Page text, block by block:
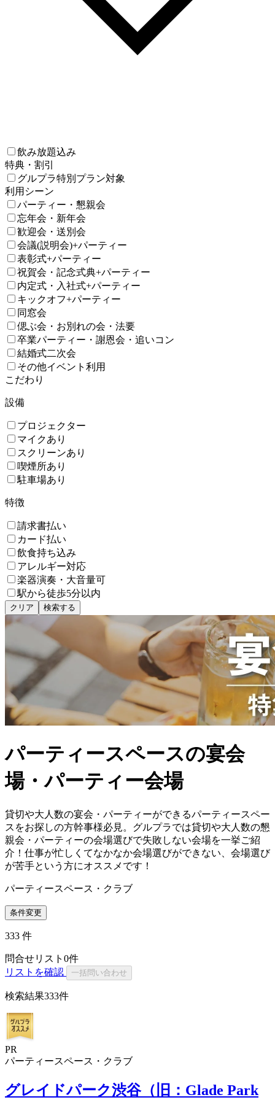
飲み放題込み
特典・割引
グルプラ特別プラン対象
利用シーン
パーティー・懇親会
忘年会・新年会
歓迎会・送別会
会議(説明会)+パーティー
表彰式+パーティー
祝賀会・記念式典+パーティー
内定式・入社式+パーティー
キックオフ+パーティー
同窓会
偲ぶ会・お別れの会・法要
卒業パーティー・謝恩会・追いコン
結婚式二次会
その他イベント利用
こだわり
設備
プロジェクター
マイクあり
スクリーンあり
喫煙所あり
駐車場あり
特徴
請求書払い
カード払い
飲食持ち込み
アレルギー対応
楽器演奏・大音量可
駅から徒歩5分以内
クリア 検索する
パーティースペースの宴会
場・パーティー会場
貸切や大人数の宴会・パーティーができるパーティースペー
スをお探しの方幹事様必見。グルプラでは貸切や大人数の懇
親会・パーティーの会場選びで失敗しない会場を一挙ご紹
介！仕事が忙しくてなかなか会場選びができない、会場選び
が苦手という方にオススメです！
パーティースペース・クラブ
条件変更
333 件
問合せリスト 0件
リストを確認
一括問い合わせ
検索結果333件
PR
パーティースペース・クラブ
グレイドパーク渋谷（旧：Glade Park